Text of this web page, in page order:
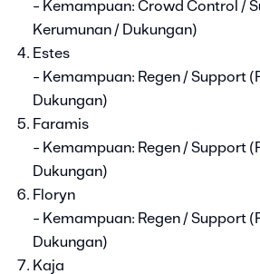
- Kemampuan: Crowd Control /
Kerumunan / Dukungan)
Estes
- Kemampuan: Regen / Support
Dukungan)
Faramis
- Kemampuan: Regen / Support
Dukungan)
Floryn
- Kemampuan: Regen / Support
Dukungan)
Kaja